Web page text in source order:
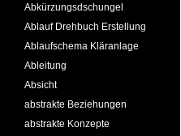
Abkürzungsdschungel
Ablauf Drehbuch Erstellung
Ablaufschema Kläranlage
Ableitung
Absicht
abstrakte Beziehungen
abstrakte Konzepte